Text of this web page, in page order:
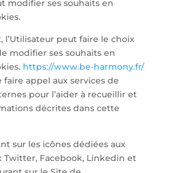
modifier ses souhaits en
l’Utilisateur peut faire le choix
modifier ses souhaits en
https://www.be-harmony.fr/
faire appel aux services de
pour l’aider à recueillir et
décrites dans cette
sur les icônes dédiées aux
Twitter, Facebook, Linkedin et